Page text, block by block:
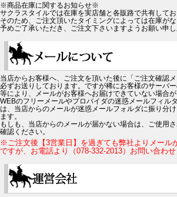
※商品在庫に関するお知らせ※
サクラスタイルでは在庫を実店舗と各販路で共有してお
そのため、ご注文頂いたタイミングによっては在庫がな
予めご了承いただき、ご注文下さいますようお願い申し
当店からお客様へ、ご注文を頂いた後に「ご注文確認
必ずお送りしております。ですが稀にお客様のサーバ
等により、メールがお客様へお届けできていない場合が
WEBのフリーメールやプロバイダの迷惑メールフィル
は、当店からのメールが迷惑メールフォルダに振り分
ます。
もしも、当店からのメールが届かない場合は、ご使用
確認ください。
※ご注文後【3営業日】を過ぎても弊社よりメール
ですが、お電話より（078-332-2013）お問い合わせ